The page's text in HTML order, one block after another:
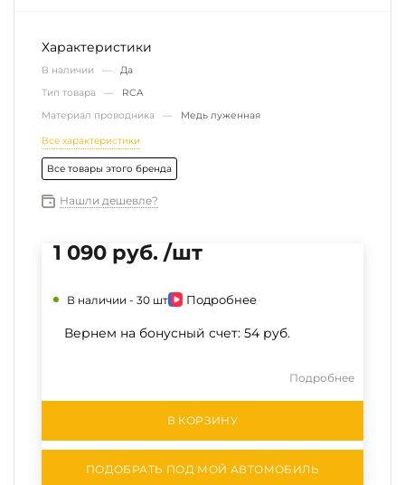
Характеристики
В наличии — Да
Тип товара — RCA
Материал проводника — Медь луженная
Все характеристики
Все товары этого бренда
Нашли дешевле?
1 090 руб. /шт
В наличии - 30 шт Подробнее
Вернем на бонусный счет: 54 руб.
Подробнее
В КОРЗИНУ
ПОДОБРАТЬ ПОД МОЙ АВТОМОБИЛЬ